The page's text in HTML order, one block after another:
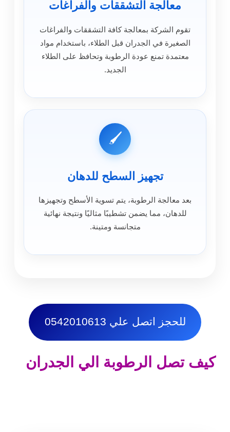
معالجة التشققات والفراغات
تقوم الشركة بمعالجة كافة التشققات والفراغات
الصغيرة في الجدران قبل الطلاء، باستخدام مواد
معتمدة تمنع عودة الرطوبة وتحافظ على الطلاء
الجديد.
🖌️
تجهيز السطح للدهان
بعد معالجة الرطوبة، يتم تسوية الأسطح وتجهيزها
للدهان، مما يضمن تشطيبًا مثاليًا ونتيجة نهائية
متجانسة ومتينة.
للحجز اتصل علي 0542010613
كيف تصل الرطوبة الي الجدران